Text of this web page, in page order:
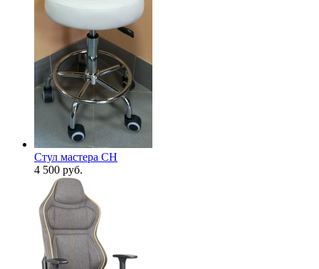
Стул мастера CH
4 500 руб.